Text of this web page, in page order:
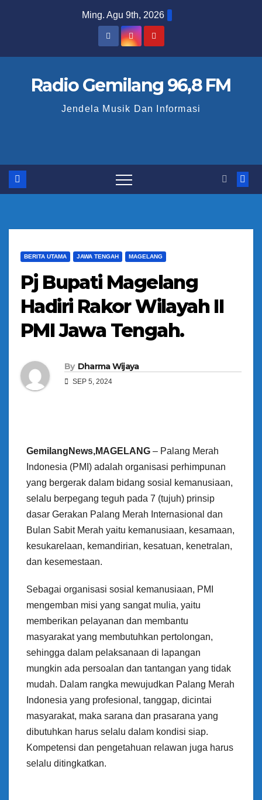
t
Ming. Agu 9th, 2026
Radio Gemilang 96,8 FM
Jendela Musik Dan Informasi
BERITA UTAMA JAWA TENGAH MAGELANG
Pj Bupati Magelang
Hadiri Rakor Wilayah II
PMI Jawa Tengah.
By Dharma Wijaya
SEP 5, 2024
GemilangNews,MAGELANG – Palang Merah
Indonesia (PMI) adalah organisasi perhimpunan
yang bergerak dalam bidang sosial kemanusiaan,
selalu berpegang teguh pada 7 (tujuh) prinsip
dasar Gerakan Palang Merah Internasional dan
Bulan Sabit Merah yaitu kemanusiaan, kesamaan,
kesukarelaan, kemandirian, kesatuan, kenetralan,
dan kesemestaan.
Sebagai organisasi sosial kemanusiaan, PMI
mengemban misi yang sangat mulia, yaitu
memberikan pelayanan dan membantu
masyarakat yang membutuhkan pertolongan,
sehingga dalam pelaksanaan di lapangan
mungkin ada persoalan dan tantangan yang tidak
mudah. Dalam rangka mewujudkan Palang Merah
Indonesia yang profesional, tanggap, dicintai
masyarakat, maka sarana dan prasarana yang
dibutuhkan harus selalu dalam kondisi siap.
Kompetensi dan pengetahuan relawan juga harus
selalu ditingkatkan.